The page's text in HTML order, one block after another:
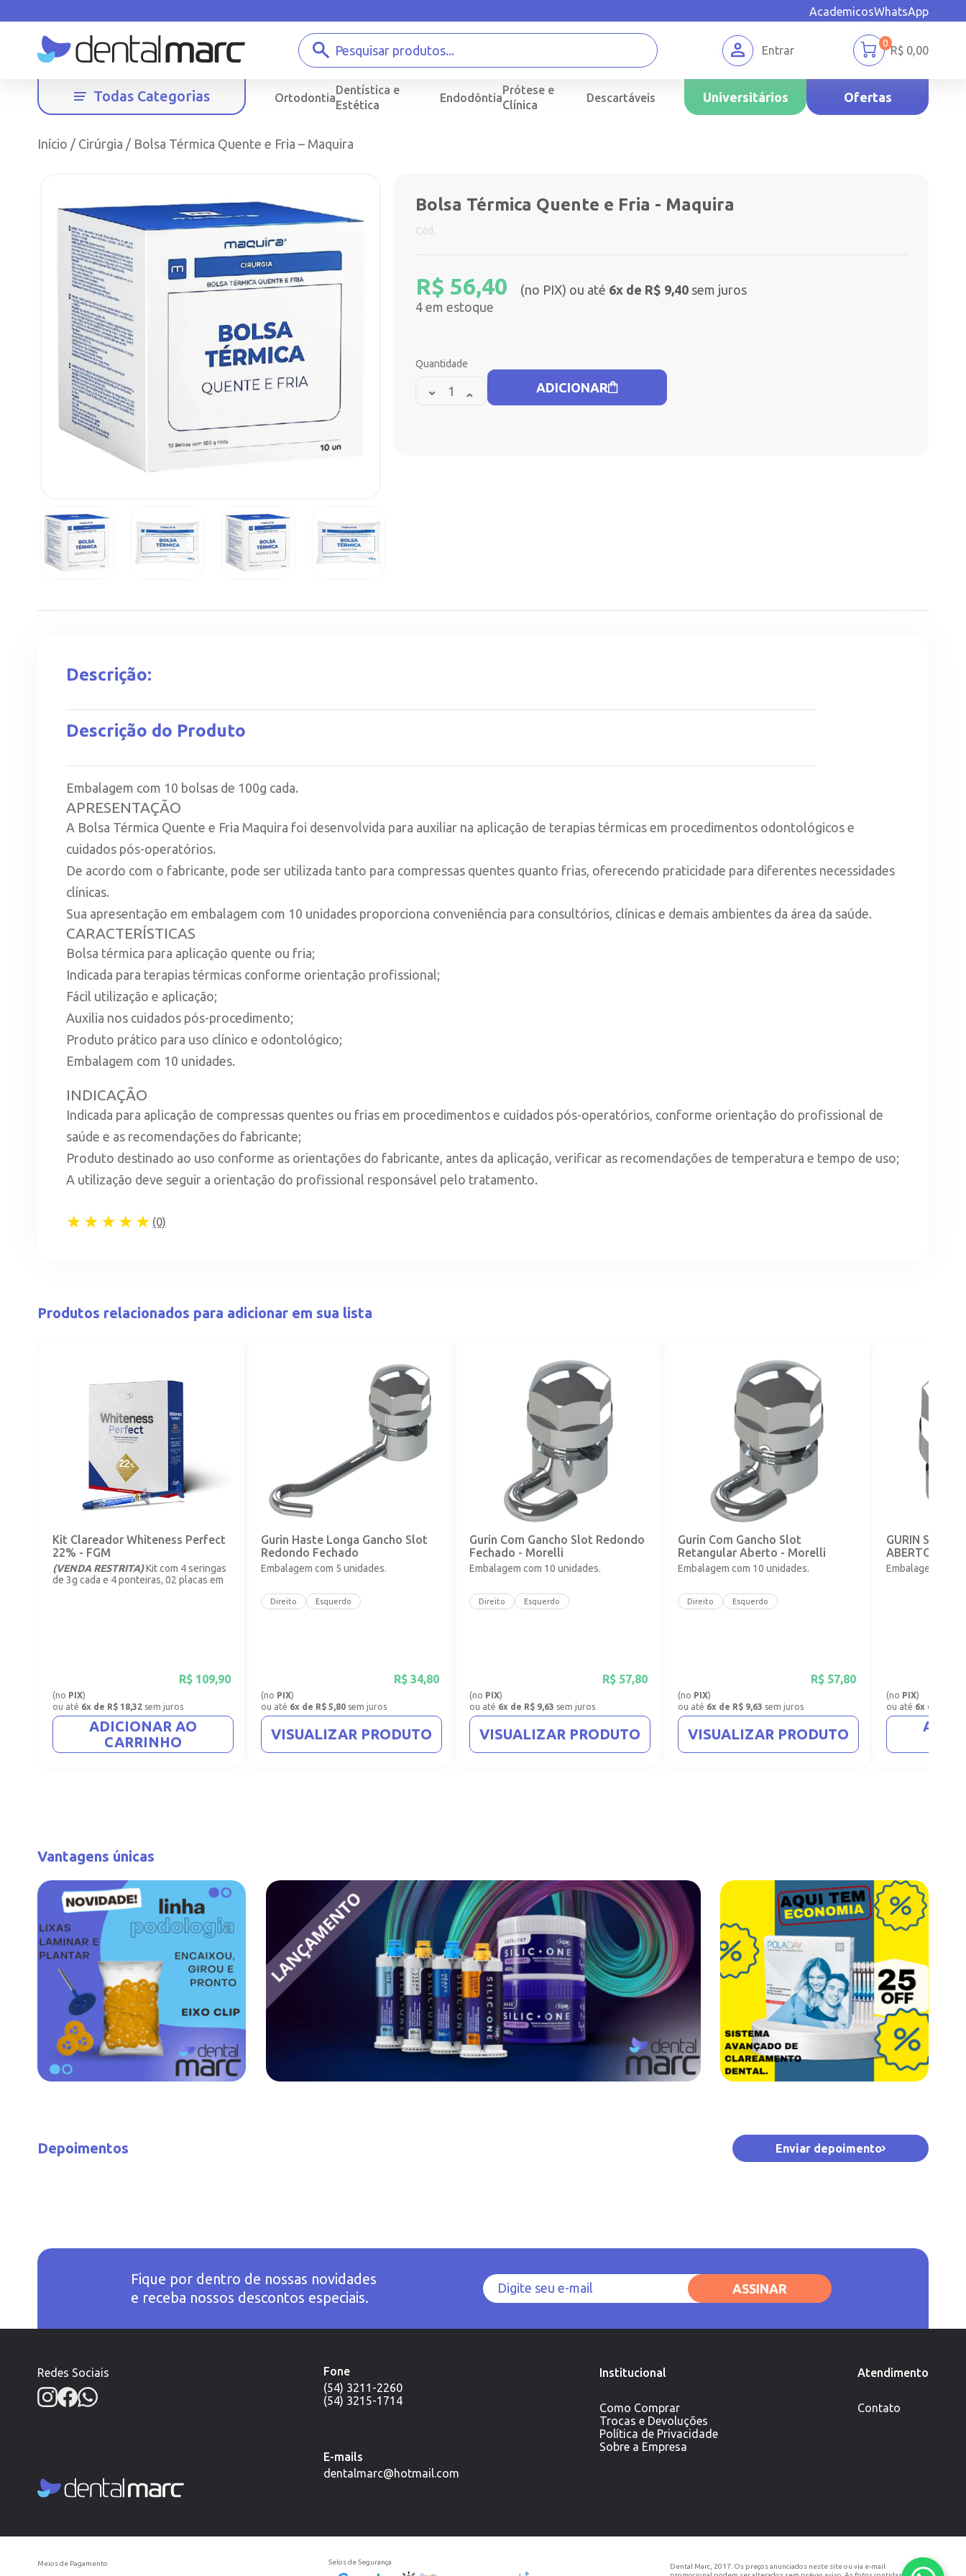
AcademicosWhatsApp
Entrar R$0,00
0
Todas Categorias Ortodontia
Dentística e
Estética
Endodôntia
Prótese e
Clínica
Descartáveis Universitários Ofertas
Início / Cirúrgia / Bolsa Térmica Quente e Fria – Maquira
Bolsa Térmica Quente e Fria - Maquira
Cód.
R$ 56,40 (no PIX) ou até 6x de R$ 9,40 sem juros
4 em estoque
Quantidade
ADICIONAR
Descrição:
Descrição do Produto
Embalagem com 10 bolsas de 100g cada.
APRESENTAÇÃO
A Bolsa Térmica Quente e Fria Maquira foi desenvolvida para auxiliar na aplicação de terapias térmicas em procedimentos odontológicos e
cuidados pós-operatórios.
De acordo com o fabricante, pode ser utilizada tanto para compressas quentes quanto frias, oferecendo praticidade para diferentes necessidades
clínicas.
Sua apresentação em embalagem com 10 unidades proporciona conveniência para consultórios, clínicas e demais ambientes da área da saúde.
CARACTERÍSTICAS
Bolsa térmica para aplicação quente ou fria;
Indicada para terapias térmicas conforme orientação profissional;
Fácil utilização e aplicação;
Auxilia nos cuidados pós-procedimento;
Produto prático para uso clínico e odontológico;
Embalagem com 10 unidades.
INDICAÇÃO
Indicada para aplicação de compressas quentes ou frias em procedimentos e cuidados pós-operatórios, conforme orientação do profissional de
saúde e as recomendações do fabricante;
Produto destinado ao uso conforme as orientações do fabricante, antes da aplicação, verificar as recomendações de temperatura e tempo de uso;
A utilização deve seguir a orientação do profissional responsável pelo tratamento.
★★★★★ (0)
Produtos relacionados para adicionar em sua lista
Kit Clareador Whiteness Perfect
22% - FGM
(VENDA RESTRITA)Kit com 4 seringas
de 3g cada e 4 ponteiras, 02 placas em
R$ 109,90
(no PIX)
ou até 6x de R$ 18,32 sem juros
ADICIONAR AO
CARRINHO
Gurin Haste Longa Gancho Slot
Redondo Fechado
Embalagem com 5 unidades.
Direito Esquerdo
R$ 34,80
(no PIX)
ou até 6x de R$ 5,80 sem juros
VISUALIZAR PRODUTO
Gurin Com Gancho Slot Redondo
Fechado - Morelli
Embalagem com 10 unidades.
Direito Esquerdo
R$ 57,80
(no PIX)
ou até 6x de R$ 9,63 sem juros
VISUALIZAR PRODUTO
Gurin Com Gancho Slot
Retangular Aberto - Morelli
Embalagem com 10 unidades.
Direito Esquerdo
R$ 57,80
(no PIX)
ou até 6x de R$ 9,63 sem juros
VISUALIZAR PRODUTO
GURIN SLOT
ABERTO -
Embalagem com
(no PIX)
ou até 6x de R$
Vantagens únicas
Depoimentos Enviar depoimento
Fique por dentro de nossas novidades
e receba nossos descontos especiais.
ASSINAR
Redes Sociais
Fone
(54) 3211-2260
(54) 3215-1714
E-mails
dentalmarc@hotmail.com
Institucional
Como Comprar
Trocas e Devoluções
Política de Privacidade
Sobre a Empresa
Atendimento
Contato
Meios de Pagamento Selos de Segurança
Dental Marc, 2017. Os preços anunciados neste site ou via e-mail